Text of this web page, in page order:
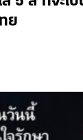
ย